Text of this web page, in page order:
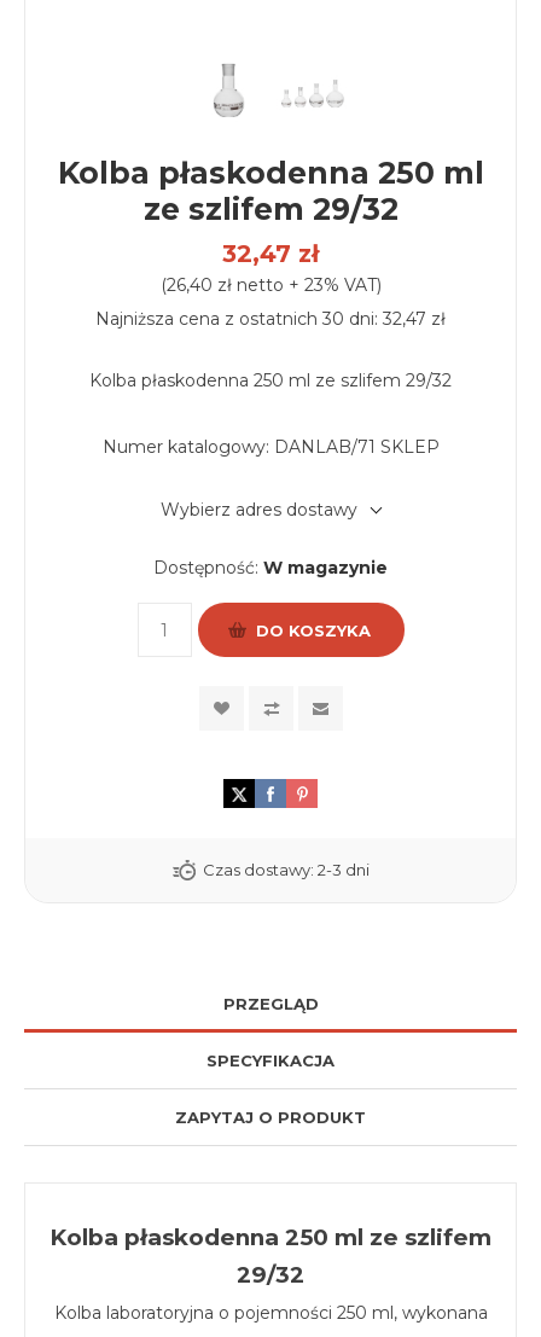
Kolba płaskodenna 250 ml
ze szlifem 29/32
32,47 zł
(26,40 zł netto + 23% VAT)
Najniższa cena z ostatnich 30 dni: 32,47 zł
Kolba płaskodenna 250 ml ze szlifem 29/32
Numer katalogowy: DANLAB/71 SKLEP
Wybierz adres dostawy
Dostępność: W magazynie
DO KOSZYKA
Czas dostawy: 2-3 dni
PRZEGLĄD
SPECYFIKACJA
ZAPYTAJ O PRODUKT
Kolba płaskodenna 250 ml ze szlifem
29/32
Kolba laboratoryjna o pojemności 250 ml, wykonana